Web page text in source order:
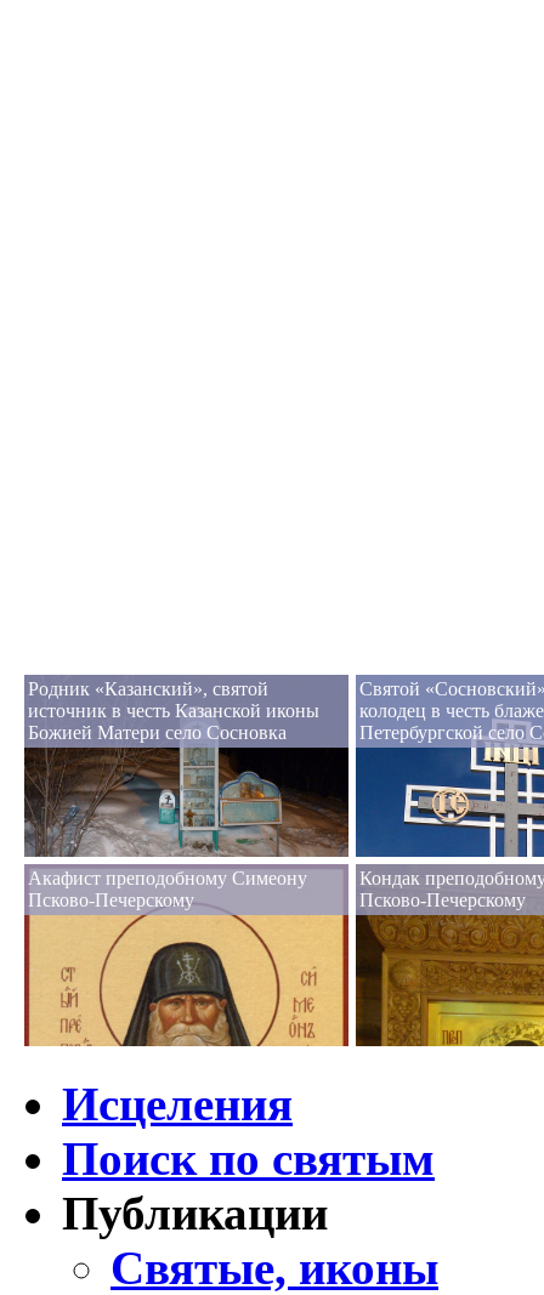
Родник «Казанский», святой
источник в честь Казанской иконы
Божией Матери село Сосновка
Святой
колодец в честь
Петербургской село
Акафист преподобному Симеону
Псково-Печерскому
Кондак
Псково-Печерскому
Исцеления
Поиск по святым
Публикации
Святые, иконы